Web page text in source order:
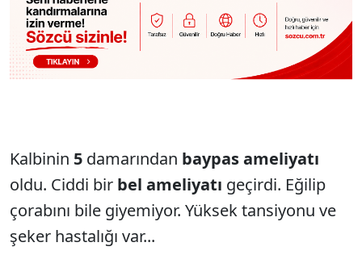
Kalbinin 5 damarından baypas ameliyatı
oldu. Ciddi bir bel ameliyatı geçirdi. Eğilip
çorabını bile giyemiyor. Yüksek tansiyonu ve
şeker hastalığı var...